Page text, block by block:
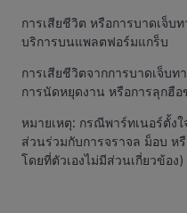
การเสียชีวิต หรือการบาดเจ็บ
บริการบนแพลตฟอร์มแกร็บ
การเสียชีวิตจากการบาดเจ็บท
การนัดหยุดงาน หรือการลุกฮื
หมายเหตุ: กรณีพาร์ทเนอร์ตั้งใ
ส่วนร่วมกับการจราจล ม็อบ ห
โดยที่ตัวเองไม่มีส่วนเกี่ยวข้อ